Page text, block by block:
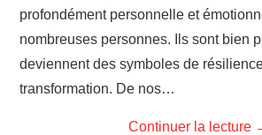
profondément personnelle et
nombreuses personnes. Ils sont bien
deviennent des symboles de
transformation. De nos…
Continuer la lecture